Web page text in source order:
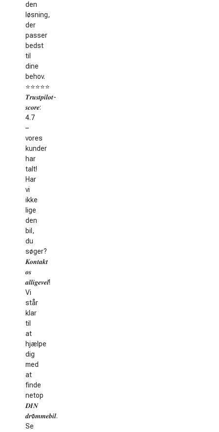
den
løsning,
der
passer
bedst
til
dine
behov.
⭐️⭐️⭐️⭐️⭐️
𝑻𝒓𝒖𝒔𝒕𝒑𝒊𝒍𝒐𝒕-
𝒔𝒄𝒐𝒓𝒆:
4.7
–
vores
kunder
har
talt!
Har
vi
ikke
lige
den
bil,
du
søger?
𝑲𝒐𝒏𝒕𝒂𝒌𝒕
𝒐𝒔
𝒂𝒍𝒍𝒊𝒈𝒆𝒗𝒆𝒍!
Vi
står
klar
til
at
hjælpe
dig
med
at
finde
netop
𝑫𝑰𝑵
𝒅𝒓ø𝒎𝒎𝒆𝒃𝒊𝒍.
Se